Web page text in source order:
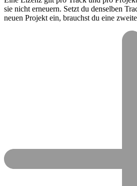
sie nicht erneuern. Setzt du denselben
neuen Projekt ein, brauchst du eine